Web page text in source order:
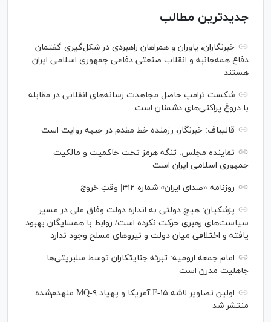
جدیدترین مطالب
خبرنگاران، یاوران و همراهان راهبردی در شکل‌گیری گفتمان
دفاع همه‌جانبه و انقلاب صنعتی دفاعی جمهوری اسلامی ایران
هستند
شکست ترامپ حاصل مجاهدت رسانه‌های انقلابی در مقابله
با دروغ پراکنی‌های دشمنان است
قالیباف: خبرنگار، رزمنده خط مقدم در جبهه روایت است
نماینده مجلس: تنگه هرمز تحت حاکمیت و مالکیت
جمهوری اسلامی ایران است
روزنامه «صدای ایران» شماره ۴۱۲| وقتِ خروج
پزشکیان: هیچ دولتی به اندازه دولت وفاق ملی در مسیر
سیاست‌های رهبری حرکت نکرده است/ روابط با همسایگان بهبود
یافته و اختلافی میان دولت و نیروهای مسلح وجود ندارد
امام جمعه ارومیه: تبرئه جنایتکاران توسط سلبریتی‌ها
جاهلیت مدرن است
اولین تصاویر لاشه F-۱۵ آمریکا و پهپاد MQ-۹ منهدم‌شده
منتشر شد